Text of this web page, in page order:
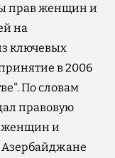
прав женщин и
на
ключевых
в 2006
По словам
правовую
женщин и
Азербайджане